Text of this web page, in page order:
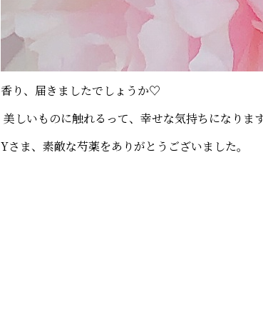
香り、届きましたでしょうか♡
美しいものに触れるって、幸せな気持ちになります
Yさま、素敵な芍薬をありがとうございました。